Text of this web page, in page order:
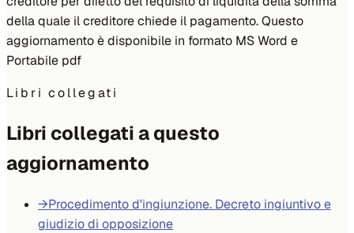
della quale il creditore chiede il pagamento. Questo
aggiornamento è disponibile in formato MS Word e
Portabile pdf
Libri collegati
Libri collegati a questo
aggiornamento
→Procedimento d'ingiunzione. Decreto ingiuntivo e
giudizio di opposizione